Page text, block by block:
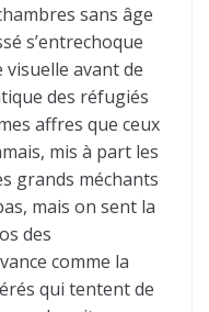
sans âge
s’entrechoque
visuelle avant de
des réfugiés
affres que ceux
mis à part les
grands méchants
mais on sent la
des
comme la
qui tentent de